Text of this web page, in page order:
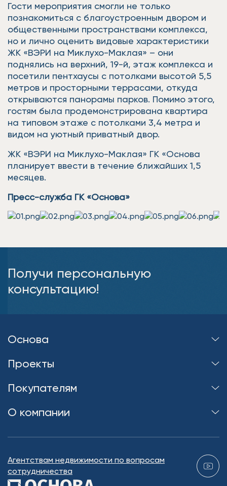
Гости мероприятия смогли не только
познакомиться с благоустроенным двором и
общественными пространствами комплекса,
но и лично оценить видовые характеристики
ЖК «ВЭРИ на Миклухо-Маклая» – они
поднялись на верхний, 19-й, этаж комплекса и
посетили пентхаусы с потолками высотой 5,5
метров и просторными террасами, откуда
открываются панорамы парков. Помимо этого,
гостям была продемонстрирована квартира
на типовом этаже с потолками 3,4 метра и
видом на уютный приватный двор.
ЖК «ВЭРИ на Миклухо-Маклая» ГК «Основа
планирует ввести в течение ближайших 1,5
месяцев.
Пресс-служба ГК «Основа»
Получи персональную
консультацию!
Основа
Проекты
Покупателям
О компании
Агентствам недвижимости по вопросам
сотрудничества